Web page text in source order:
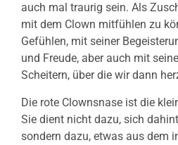
auch mal traurig sein. Als
mit dem Clown mitfühlen zu
Gefühlen, mit seiner
und Freude, aber auch mit
Scheitern, über die wir dann
Die rote Clownsnase ist die
Sie dient nicht dazu, sich
sondern dazu, etwas aus dem